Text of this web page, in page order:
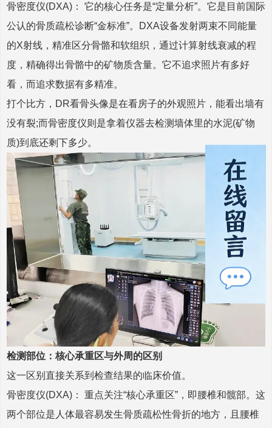
骨密度仪(DXA)： 它的核心任务是“定量分析”。它是目前国际
公认的骨质疏松诊断“金标准”。DXA设备发射两束不同能量
的X射线，精准区分骨骼和软组织，通过计算射线衰减的程
度，精确得出骨骼中的矿物质含量。它不追求照片有多好
看，而追求数据有多精准。
打个比方，DR看骨头像是在看房子的外观照片，能看出墙有
没有裂;而骨密度仪则是拿着仪器去检测墙体里的水泥(矿物
质)到底还剩下多少。
检测部位：核心承重区与外周的区别
这一区别直接关系到检查结果的临床价值。
骨密度仪(DXA)： 重点关注“核心承重区”，即腰椎和髋部。这
两个部位是人体最容易发生骨质疏松性骨折的地方，且腰椎